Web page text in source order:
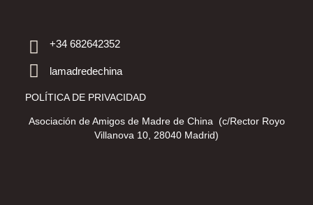
+34 682642352
lamadredechina
POLÍTICA DE PRIVACIDAD
Asociación de Amigos de Madre de China (c/Rector Royo
Villanova 10, 28040 Madrid)